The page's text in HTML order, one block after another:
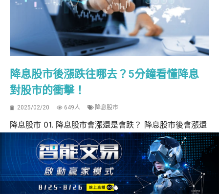
降息股市後漲跌往哪去？5分鐘看懂降息
對股市的衝擊！
2025/02/20 649人 降息股市
降息股市 01. 降息股市會漲還是會跌？ 降息股市後會漲還
是跌？降息通常被視為股市的利多因素，因為它能降低資
金成本，促使企業擴張與投資，進而提升獲利能力。此
外，利率下降會增加市場流動性，讓投資人將資金從低收
益的存款或債券轉向股票市場，推升股價。同時，降息也